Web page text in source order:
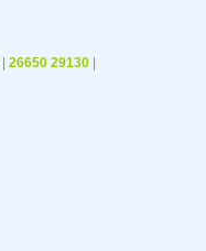
26650 29130